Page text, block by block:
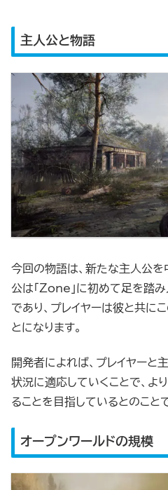
主人公と物語
今回の物語は、新たな主人公を
公は「Zone」に初めて足を踏
であり、プレイヤーは彼と共に
とになります。
開発者によれば、プレイヤーと
状況に適応していくことで、よ
ることを目指しているとのことで
オープンワールドの規模